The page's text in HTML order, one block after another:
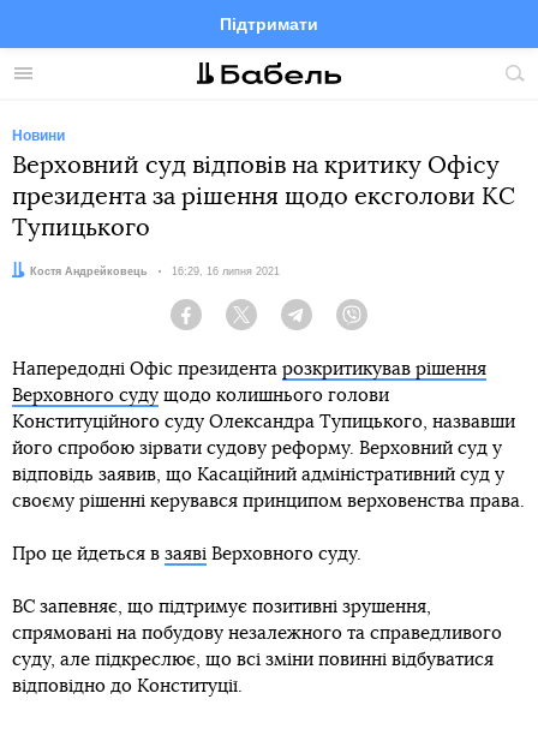
Меню
Підтримати
FacebookTelegramTwitter
Новини
Верховний суд відповів на критику Офісу
президента за рішення щодо ексголови КС
Тупицького
Автор:Костя Андрейковець Дата:
16:29, 16 липня 2021
Facebook Twitter Telegram
Напередодні Офіс президента розкритикував рішення
Верховного суду щодо колишнього голови
Конституційного суду Олександра Тупицького, назвавши
його спробою зірвати судову реформу. Верховний суд у
відповідь заявив, що Касаційний адміністративний суд у
своєму рішенні керувався принципом верховенства права.
Про це йдеться в заяві Верховного суду.
ВС запевняє, що підтримує позитивні зрушення,
спрямовані на побудову незалежного та справедливого
суду, але підкреслює, що всі зміни повинні відбуватися
відповідно до Конституції.